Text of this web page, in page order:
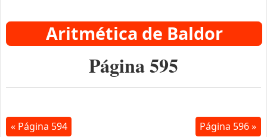
Aritmética de Baldor
Página 595
« Página 594 Página 596 »